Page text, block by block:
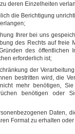
deren Einzelheiten
die Berichtigung
Ihrer bei uns
des Rechts auf freie
des öffentlichen
erforderlich ist;
der
bestritten wird, die
mehr benötigen,
benötigen oder
Daten,
Format zu erhalten